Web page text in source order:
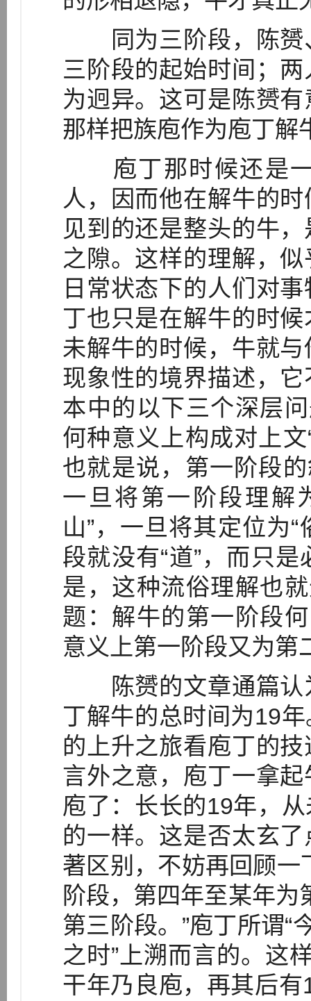
同为三阶段，陈赟
三阶段的起始时间；
为迥异。这可是陈赟
那样把族庖作为庖丁解
庖丁那时候还是一
人，因而他在解牛的
见到的还是整头的牛
之隙。这样的理解，
日常状态下的人们对
丁也只是在解牛的时
未解牛的时候，牛就
现象性的境界描述，
本中的以下三个深层
何种意义上构成对上
也就是说，第一阶段
一旦将第一阶段理解
山”，一旦将其定位为“
段就没有“道”，而只
是，这种流俗理解也
题：解牛的第一阶段
意义上第一阶段又为第
陈赟的文章通篇认
丁解牛的总时间为19
的上升之旅看庖丁的
言外之意，庖丁一拿
庖了：长长的19年，
的一样。这是否太玄
著区别，不妨再回顾一
阶段，第四年至某年为
第三阶段。”庖丁所谓“
之时”上溯而言的。这
干年乃良庖，再其后